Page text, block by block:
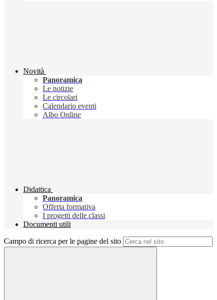
Novità
Panoramica
Le notizie
Le circolari
Calendario eventi
Albo Online
Didattica
Panoramica
Offerta formativa
I progetti delle classi
Documenti utili
Campo di ricerca per le pagine del sito